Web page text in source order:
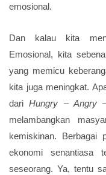
emosional.
Dan kalau kita
Emosional, kita
yang memicu
kita juga meningkat.
dariHungry – Angry
melambangkan
kemiskinan. Berbagai
ekonomi senantiasa
seseorang. Ya, tentu